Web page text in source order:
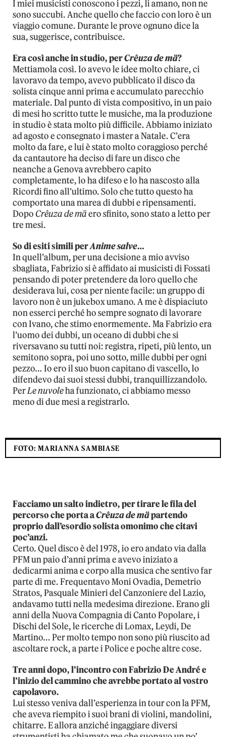
I miei musicisti conoscono i pezzi, li amano, non ne
sono succubi. Anche quello che faccio con loro è un
viaggio comune. Durante le prove ognuno dice la
sua, suggerisce, contribuisce.
Era così anche in studio, perCrêuza de mä?
Mettiamola così. Io avevo le idee molto chiare, ci
lavoravo da tempo, avevo pubblicato il disco da
solista cinque anni prima e accumulato parecchio
materiale. Dal punto di vista compositivo, in un paio
di mesi ho scritto tutte le musiche, ma la produzione
in studio è stata molto più difficile. Abbiamo iniziato
ad agosto e consegnato i master a Natale. C’era
molto da fare, e lui è stato molto coraggioso perché
da cantautore ha deciso di fare un disco che
neanche a Genova avrebbero capito
completamente, lo ha difeso e lo ha nascosto alla
Ricordi fino all’ultimo. Solo che tutto questo ha
comportato una marea di dubbi e ripensamenti.
Dopo Crêuza de mäero sfinito, sono stato a letto per
tre mesi.
So di esiti simili perAnime salve…
In quell’album, per una decisione a mio avviso
sbagliata, Fabrizio si è affidato ai musicisti di Fossati
pensando di poter pretendere da loro quello che
desiderava lui, cosa per niente facile: un gruppo di
lavoro non è un jukebox umano. A me è dispiaciuto
non esserci perché ho sempre sognato di lavorare
con Ivano, che stimo enormemente. Ma Fabrizio era
l’uomo dei dubbi, un oceano di dubbi che si
riversavano su tutti noi: registra, ripeti, più lento, un
semitono sopra, poi uno sotto, mille dubbi per ogni
pezzo… Io ero il suo buon capitano di vascello, lo
difendevo dai suoi stessi dubbi, tranquillizzandolo.
PerLe nuvoleha funzionato, ci abbiamo messo
meno di due mesi a registrarlo.
FOTO: MARIANNA SAMBIASE
Facciamo un salto indietro, per tirare le fila del
percorso che porta aCrêuza de mäpartendo
proprio dall’esordio solista omonimo che citavi
poc’anzi.
Certo. Quel disco è del 1978, io ero andato via dalla
PFM un paio d’anni prima e avevo iniziato a
dedicarmi anima e corpo alla musica che sentivo far
parte di me. Frequentavo Moni Ovadia, Demetrio
Stratos, Pasquale Minieri del Canzoniere del Lazio,
andavamo tutti nella medesima direzione. Erano gli
anni della Nuova Compagnia di Canto Popolare, i
Dischi del Sole, le ricerche di Lomax, Leydi, De
Martino… Per molto tempo non sono più riuscito ad
ascoltare rock, a parte i Police e poche altre cose.
Tre anni dopo, l’incontro con Fabrizio De André e
l’inizio del cammino che avrebbe portato al vostro
capolavoro.
Lui stesso veniva dall’esperienza in tour con la PFM,
che aveva riempito i suoi brani di violini, mandolini,
chitarre. E allora anziché ingaggiare diversi